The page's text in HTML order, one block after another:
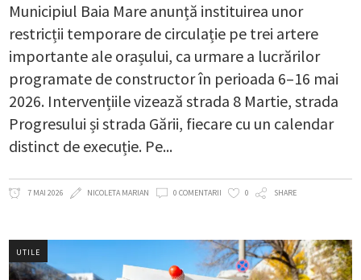
Municipiul Baia Mare anunță instituirea unor
restricții temporare de circulație pe trei artere
importante ale orașului, ca urmare a lucrărilor
programate de constructor în perioada 6–16 mai
2026. Intervențiile vizează strada 8 Martie, strada
Progresului și strada Gării, fiecare cu un calendar
distinct de execuție. Pe
7 MAI 2026 NICOLETA MARIAN 0 COMENTARII 0 SHARE
UTILE